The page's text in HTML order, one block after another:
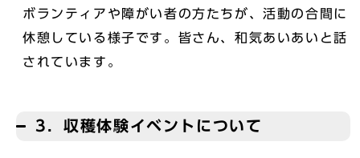
ボランティアや障がい者の方たちが、活動の合間に
休憩している様子です。皆さん、和気あいあいと話
されています。
3．収穫体験イベントについて